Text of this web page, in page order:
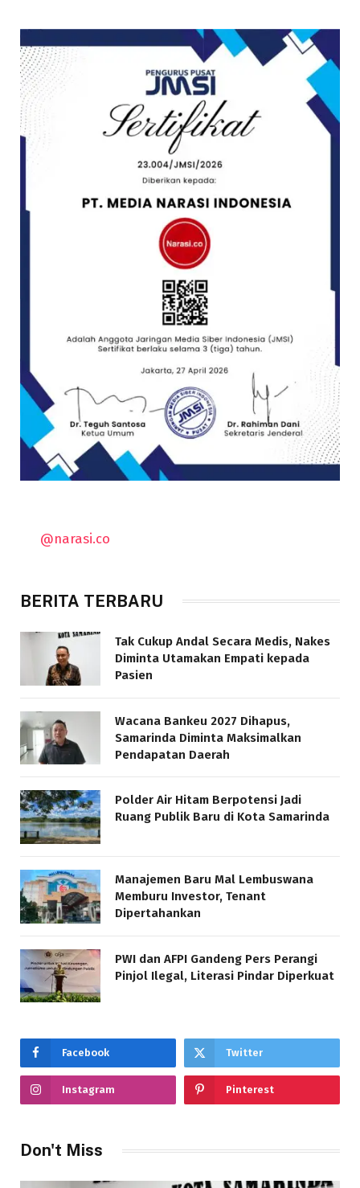
@narasi.co
BERITA TERBARU
Tak Cukup Andal Secara Medis, Nakes
Diminta Utamakan Empati kepada
Pasien
Wacana Bankeu 2027 Dihapus,
Samarinda Diminta Maksimalkan
Pendapatan Daerah
Polder Air Hitam Berpotensi Jadi
Ruang Publik Baru di Kota Samarinda
Manajemen Baru Mal Lembuswana
Memburu Investor, Tenant
Dipertahankan
PWI dan AFPI Gandeng Pers Perangi
Pinjol Ilegal, Literasi Pindar Diperkuat
Facebook Twitter
Instagram Pinterest
Don't Miss